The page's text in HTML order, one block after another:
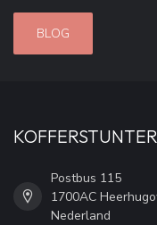
BLOG
KOFFERSTUNTER
Postbus 115
1700AC
Nederland